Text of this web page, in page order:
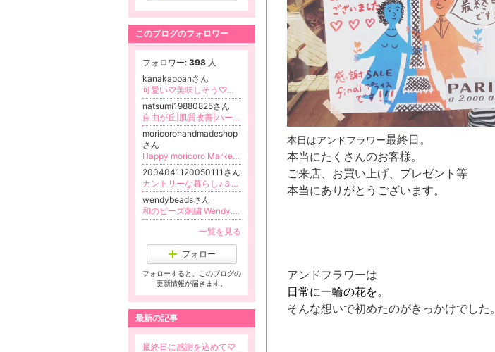
本日はアンドフラワー最終日。
本当にたくさんのお客様。
ご来店、お買い上げ、プレゼント等
本当にありがとうございます。
アンドフラワーは
日常に一輪の花を。
そんな想いで初めたのがきっかけでした。
このブログのフォロワー
フォロワー: 398 人
kanakappanさん
可愛い♡美味しそう♡フラワーキャンドルアーティストhananoko candleです。7歳・5歳・3歳と共に日々成長中のママです！！
natsumi19880825さん
自由が丘|肌質改善|ハーブピーリングサロン&REVIエステスクール
moricorohandmadeshop
さん
Happy moricoro Marketのブログ
2004041120050111さん
カントリーな暮らし♪３人と３ﾋﾟｮﾝとの日々☆
wendybeadsさん
和のビーズ刺繍 Wendy. 伝統技術でキラキラの大人カワイイを作ろう！
一覧を見る
フォロー
フォローすると、このブログの
更新情報が届きます。
最新の記事
最終日に感謝を込めて♡